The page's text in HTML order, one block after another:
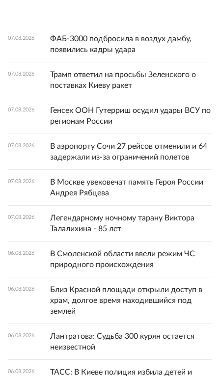
07.08.2026
ФАБ-3000 подбросила в воздух дамбу,
появились кадры удара
07.08.2026
Трамп ответил на просьбы Зеленского о
поставках Киеву ракет
07.08.2026
Генсек ООН Гутерриш осудил удары ВСУ по
регионам России
07.08.2026
В аэропорту Сочи 27 рейсов отменили и 64
задержали из-за ограничений полетов
07.08.2026
В Москве увековечат память Героя России
Андрея Рябцева
07.08.2026
Легендарному ночному тарану Виктора
Талалихина - 85 лет
06.08.2026
В Смоленской области ввели режим ЧС
природного происхождения
06.08.2026
Близ Красной площади открыли доступ в
храм, долгое время находившийся под
землей
06.08.2026
Лантратова: Судьба 300 курян остается
неизвестной
06.08.2026
ТАСС: В Киеве полиция избила детей и